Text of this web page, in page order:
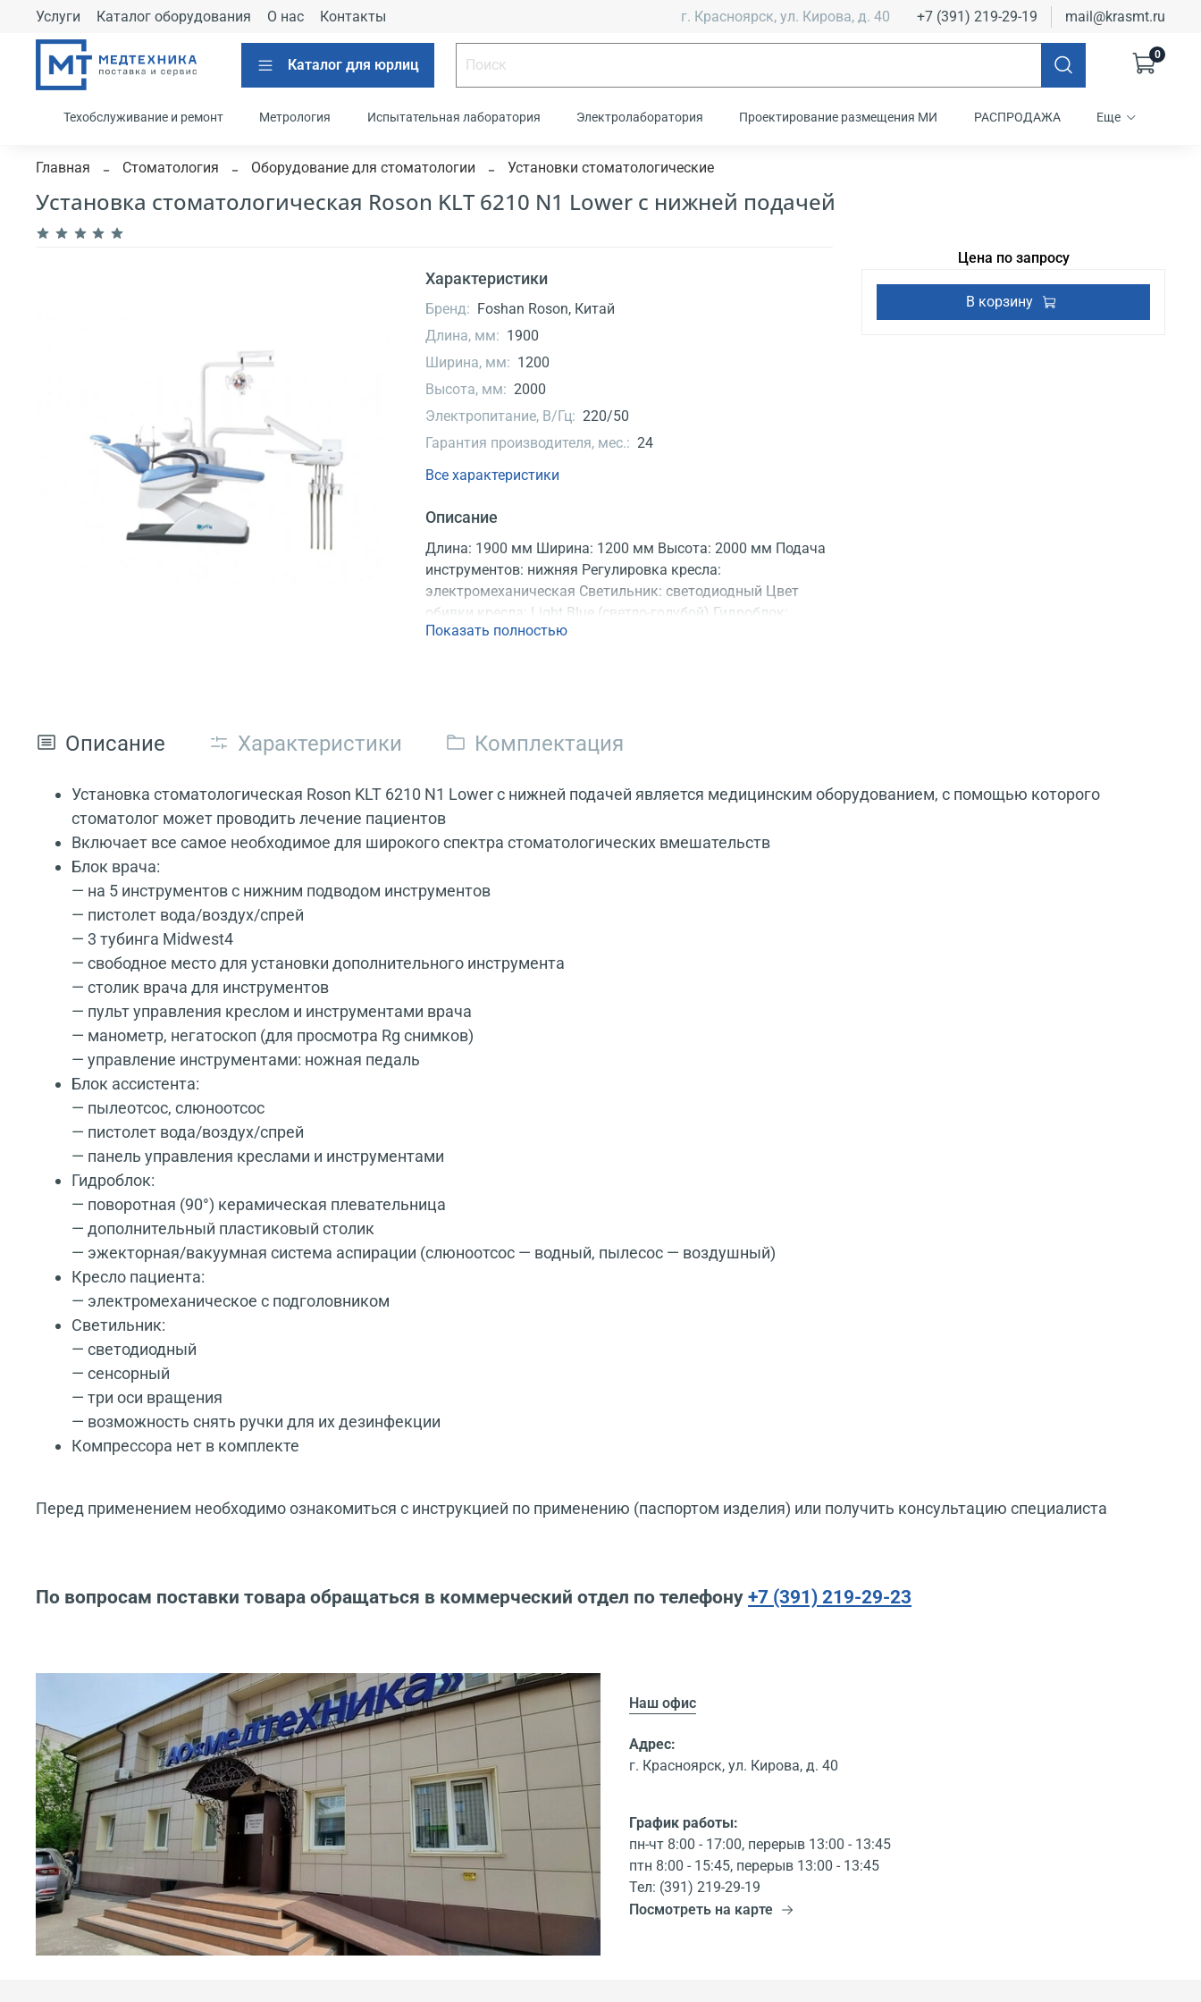
Услуги Каталог оборудования О нас Контакты г. Красноярск, ул. Кирова, д. 40 +7 (391) 219-29-19 mail@krasmt.ru
Каталог для юрлиц
0
Техобслуживание и ремонт Метрология Испытательная лаборатория Электролаборатория Проектирование размещения МИ РАСПРОДАЖА Еще
Главная Стоматология Оборудование для стоматологии Установки стоматологические
Установка стоматологическая Roson KLT 6210 N1 Lower с нижней подачей
Характеристики
Бренд: Foshan Roson, Китай
Длина, мм: 1900
Ширина, мм: 1200
Высота, мм: 2000
Электропитание, В/Гц: 220/50
Гарантия производителя, мес.: 24
Все характеристики
Описание
Длина: 1900 мм Ширина: 1200 мм Высота: 2000 мм Подача
инструментов: нижняя Регулировка кресла:
электромеханическая Светильник: светодиодный Цвет
обивки кресла: Light Blue (светло-голубой) Гидроблок:
эжекторный/вакуумный Регистрационное удостоверение
Показать полностью
Цена по запросу
В корзину
Описание Характеристики Комплектация
Установка стоматологическая Roson KLT 6210 N1 Lower с нижней подачей является медицинским оборудованием, с помощью которого
стоматолог может проводить лечение пациентов
Включает все самое необходимое для широкого спектра стоматологических вмешательств
Блок врача:
— на 5 инструментов с нижним подводом инструментов
— пистолет вода/воздух/спрей
— 3 тубинга Midwest4
— свободное место для установки дополнительного инструмента
— столик врача для инструментов
— пульт управления креслом и инструментами врача
— манометр, негатоскоп (для просмотра Rg снимков)
— управление инструментами: ножная педаль
Блок ассистента:
— пылеотсос, слюноотсос
— пистолет вода/воздух/спрей
— панель управления креслами и инструментами
Гидроблок:
— поворотная (90°) керамическая плевательница
— дополнительный пластиковый столик
— эжекторная/вакуумная система аспирации (слюноотсос — водный, пылесос — воздушный)
Кресло пациента:
— электромеханическое с подголовником
Светильник:
— светодиодный
— сенсорный
— три оси вращения
— возможность снять ручки для их дезинфекции
Компрессора нет в комплекте
Перед применением необходимо ознакомиться с инструкцией по применению (паспортом изделия) или получить консультацию специалиста
По вопросам поставки товара обращаться в коммерческий отдел по телефону +7 (391) 219-29-23
Наш офис
Адрес:
г. Красноярск, ул. Кирова, д. 40
График работы:
пн-чт 8:00 - 17:00, перерыв 13:00 - 13:45
птн 8:00 - 15:45, перерыв 13:00 - 13:45
Тел: (391) 219-29-19
Посмотреть на карте